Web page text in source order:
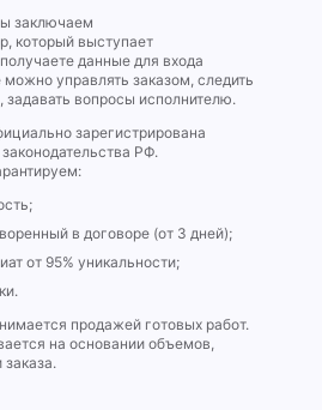
заключаем
который выступает
данные для входа
можно управлять заказом, следить
задавать вопросы исполнителю.
зарегистрирована
РФ.
в договоре (от 3 дней);
от 95% уникальности;
продажей готовых работ.
на основании объемов,
заказа.